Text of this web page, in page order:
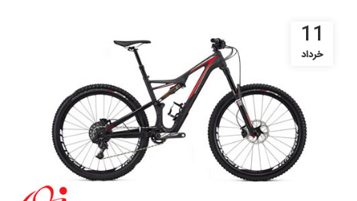
11
خرداد